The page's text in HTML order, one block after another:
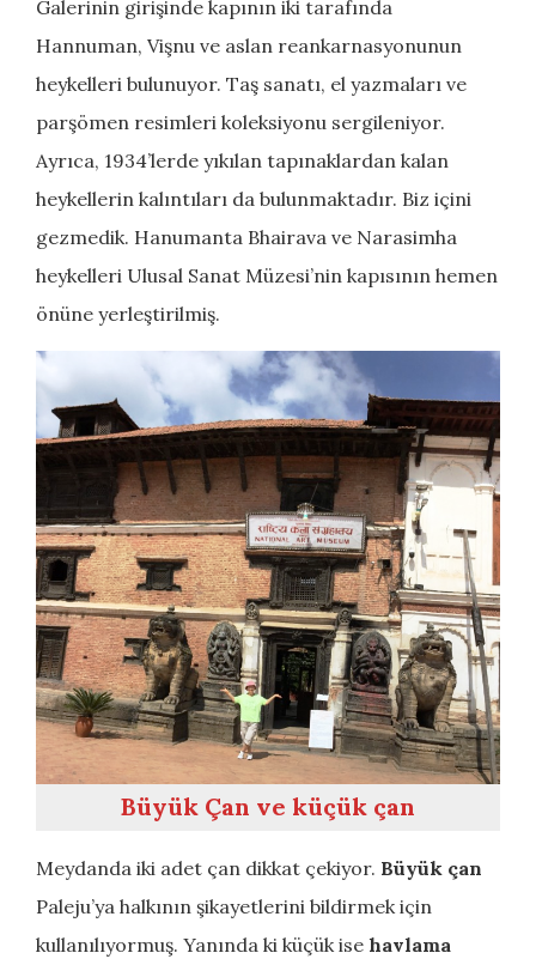
Galerinin girişinde kapının iki tarafında
Hannuman, Vişnu ve aslan reankarnasyonunun
heykelleri bulunuyor. Taş sanatı, el yazmaları ve
parşömen resimleri koleksiyonu sergileniyor.
Ayrıca, 1934’lerde yıkılan tapınaklardan kalan
heykellerin kalıntıları da bulunmaktadır. Biz içini
gezmedik. Hanumanta Bhairava ve Narasimha
heykelleri Ulusal Sanat Müzesi’nin kapısının hemen
önüne yerleştirilmiş.
Büyük Çan ve küçük çan
Meydanda iki adet çan dikkat çekiyor. Büyük çan
Paleju’ya halkının şikayetlerini bildirmek için
kullanılıyormuş. Yanında ki küçük ise havlama